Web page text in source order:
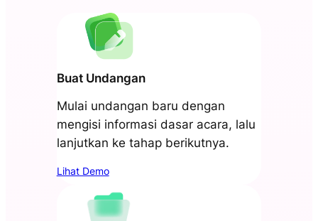
Buat Undangan
Mulai undangan baru dengan
mengisi informasi dasar acara, lalu
lanjutkan ke tahap berikutnya.
Lihat Demo